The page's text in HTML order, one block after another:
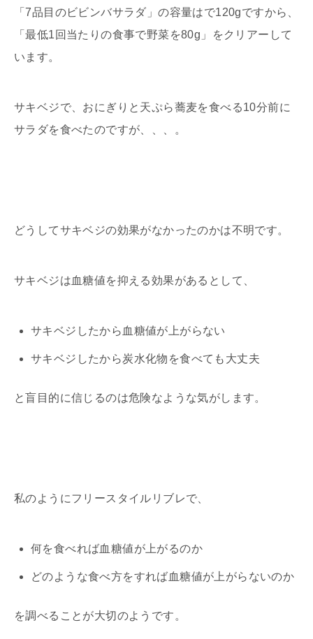
「7品目のビビンバサラダ」の容量はで120gですから、
「最低1回当たりの食事で野菜を80g」をクリアーして
います。
サキベジで、おにぎりと天ぷら蕎麦を食べる10分前に
サラダを食べたのですが、、、。
どうしてサキベジの効果がなかったのかは不明です。
サキベジは血糖値を抑える効果があるとして、
サキベジしたから血糖値が上がらない
サキベジしたから炭水化物を食べても大丈夫
と盲目的に信じるのは危険なような気がします。
私のようにフリースタイルリブレで、
何を食べれば血糖値が上がるのか
どのような食べ方をすれば血糖値が上がらないのか
を調べることが大切のようです。